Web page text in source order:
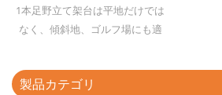
1本足野立て架台は平地だけでは
なく、傾斜地、ゴルフ場にも適
め、コスト優位性の高い太陽光発
電架台システムです。 几型パイル
製品カテゴリ